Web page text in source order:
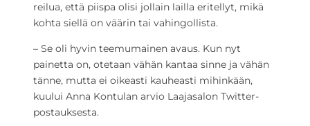
reilua, että piispa olisi jollain lailla eritellyt, mikä
kohta siellä on väärin tai vahingollista.
– Se oli hyvin teemumainen avaus. Kun nyt
painetta on, otetaan vähän kantaa sinne ja vähän
tänne, mutta ei oikeasti kauheasti mihinkään,
kuului Anna Kontulan arvio Laajasalon Twitter-
postauksesta.